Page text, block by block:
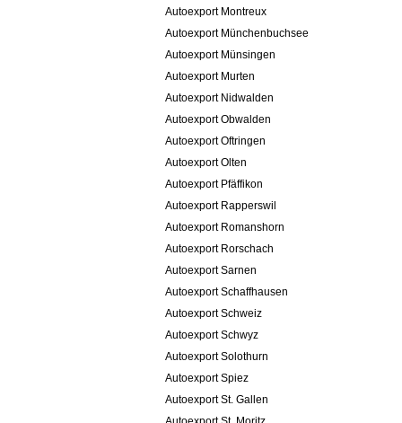
Autoexport Montreux
Autoexport Münchenbuchsee
Autoexport Münsingen
Autoexport Murten
Autoexport Nidwalden
Autoexport Obwalden
Autoexport Oftringen
Autoexport Olten
Autoexport Pfäffikon
Autoexport Rapperswil
Autoexport Romanshorn
Autoexport Rorschach
Autoexport Sarnen
Autoexport Schaffhausen
Autoexport Schweiz
Autoexport Schwyz
Autoexport Solothurn
Autoexport Spiez
Autoexport St. Gallen